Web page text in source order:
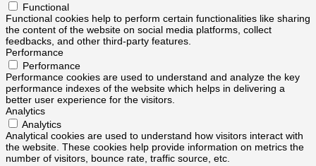
Functional
Functional cookies help to perform certain functionalities like sharing
the content of the website on social media platforms, collect
feedbacks, and other third-party features.
Performance
Performance
Performance cookies are used to understand and analyze the key
performance indexes of the website which helps in delivering a
better user experience for the visitors.
Analytics
Analytics
Analytical cookies are used to understand how visitors interact with
the website. These cookies help provide information on metrics the
number of visitors, bounce rate, traffic source, etc.